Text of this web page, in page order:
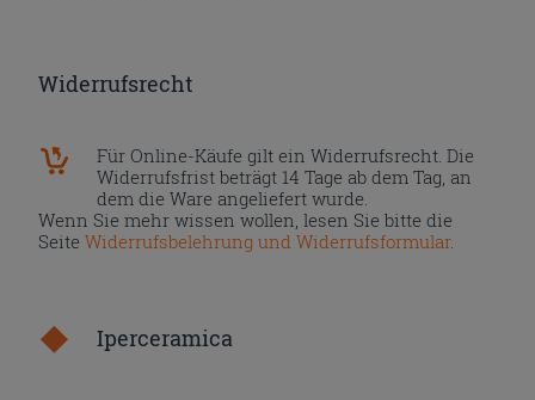
Widerrufsrecht
Für Online-Käufe gilt ein Widerrufsrecht. Die
Widerrufsfrist beträgt 14 Tage ab dem Tag, an
dem die Ware angeliefert wurde.
Wenn Sie mehr wissen wollen, lesen Sie bitte die
SeiteWiderrufsbelehrung und Widerrufsformular.
Iperceramica